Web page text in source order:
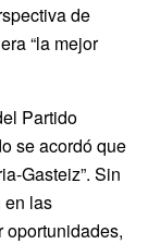
de
“la mejor
Partido
se acordó que
Gasteiz”. Sin
en las
oportunidades,